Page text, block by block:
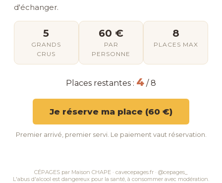
d'échanger.
5
GRANDS
CRUS
60 €
PAR
PERSONNE
8
PLACES MAX
Places restantes : 4 / 8
Je réserve ma place (60 €)
Premier arrivé, premier servi. Le paiement vaut réservation.
CÉPAGES par Maison CHAPE · cavecepages.fr · @cepages_
L'abus d'alcool est dangereux pour la santé, à consommer avec modération.